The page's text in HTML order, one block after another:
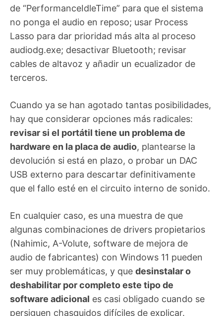
de “PerformanceIdleTime” para que el sistema
no ponga el audio en reposo; usar Process
Lasso para dar prioridad más alta al proceso
audiodg.exe; desactivar Bluetooth; revisar
cables de altavoz y añadir un ecualizador de
terceros.
Cuando ya se han agotado tantas posibilidades,
hay que considerar opciones más radicales:
revisar si el portátil tiene un problema de
hardware en la placa de audio, plantearse la
devolución si está en plazo, o probar un DAC
USB externo para descartar definitivamente
que el fallo esté en el circuito interno de sonido.
En cualquier caso, es una muestra de que
algunas combinaciones de drivers propietarios
(Nahimic, A-Volute, software de mejora de
audio de fabricantes) con Windows 11 pueden
ser muy problemáticas, y que desinstalar o
deshabilitar por completo este tipo de
software adicional es casi obligado cuando se
persiguen chasquidos difíciles de explicar.